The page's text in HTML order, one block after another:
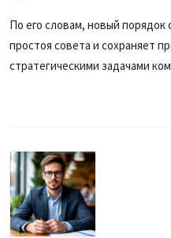
По его словам, новый порядок
простоя совета и сохраняет
стратегическими задачами